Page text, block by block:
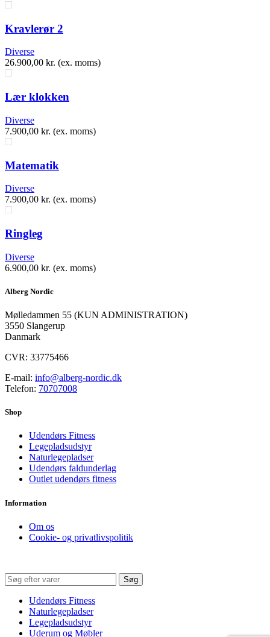
Kravlerør 2
Diverse
26.900,00 kr. (ex. moms)
Lær klokken
Diverse
7.900,00 kr. (ex. moms)
Matematik
Diverse
7.900,00 kr. (ex. moms)
Ringleg
Diverse
6.900,00 kr. (ex. moms)
Alberg Nordic
​Mølledammen 55 (KUN ADMINISTRATION)
3550 Slangerup
Danmark
CVR: 33775466
E-mail: info@alberg-nordic.dk
Telefon: 70707008
Shop
Udendørs Fitness
Legepladsudstyr
Naturlegepladser
Udendørs faldunderlag
Outlet udendørs fitness
Information
Om os
Cookie- og privatlivspolitik
Søg
Udendørs Fitness
Naturlegepladser
Legepladsudstyr
Uderum og Møbler